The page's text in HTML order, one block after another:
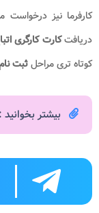
کارفرما نیز
دریافتکارت کارگری
کوتاه تری مراحلثبت
بیشتر بخوانید :